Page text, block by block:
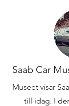
Saab Car
Museet visar
till idag. I